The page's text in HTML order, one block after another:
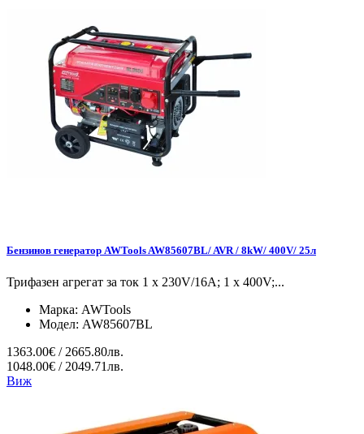
Бензинов генератор AWTools AW85607BL/ AVR / 8kW/ 400V/ 25л
Трифазен агрегат за ток 1 x 230V/16A; 1 x 400V;...
Марка: AWTools
Модел: AW85607BL
1363.00€ / 2665.80лв.
1048.00€ / 2049.71лв.
Виж